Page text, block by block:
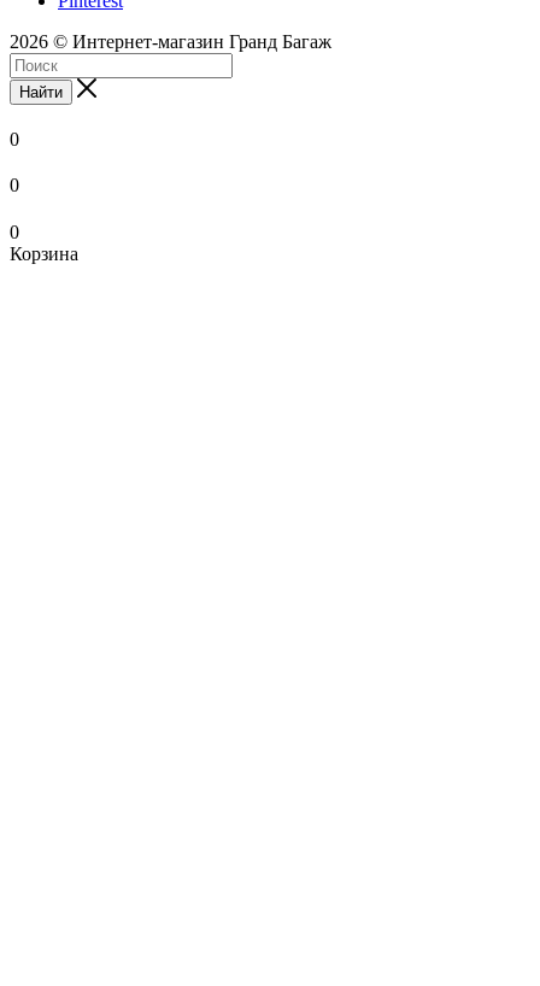
2026 © Интернет-магазин Гранд Багаж
Найти
0
0
0
Корзина